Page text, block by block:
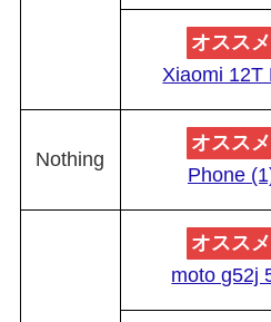
オススメ
Xiaomi 12T
Nothing
オススメ
Phone
オススメ
moto g52j